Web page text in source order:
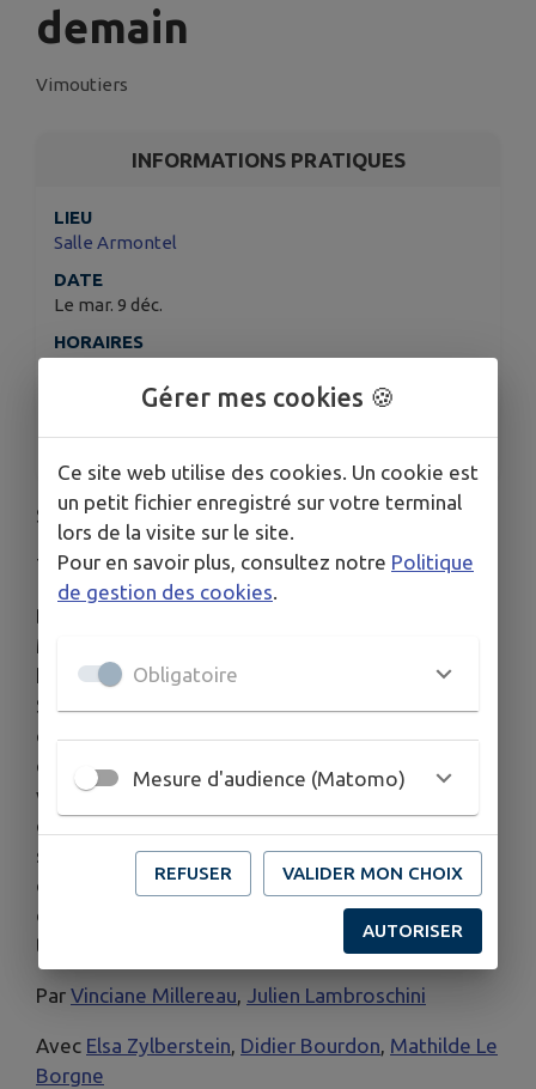
demain
Vimoutiers
INFORMATIONS PRATIQUES
LIEU
Salle Armontel
DATE
Le mar. 9 déc.
HORAIRES
ORGANISÉ PAR
MJC : maison des jeunes et de la culture
Synopsis
Tout public
Dans une petite bourgade française, Hélène,
Michel, et leurs deux enfants, coulent des jours
heureux dans l’insouciance des années 1950.
Soudainement propulsés en 2025, le couple
découvre un monde moderne à l’opposé de celui
qu’ils connaissent. Pour Hélène, qui a toujours
vécu comme il se doit dans l’ombre de l’époux,
c’est une révolution. Mais, pour Michel, qui voit
ses privilèges d’Homme voler en éclat, c’est un
cataclysme. Entre vent nouveau et parfum
d’antan, ce voyage dans le temps ne sera pas de
tout repos.
Par Vinciane Millereau, Julien Lambroschini
Avec Elsa Zylberstein, Didier Bourdon, Mathilde Le
Borgne
Gérer mes cookies 🍪
Ce site web utilise des cookies. Un cookie est
un petit fichier enregistré sur votre terminal
lors de la visite sur le site.
Pour en savoir plus, consultez notre Politique
de gestion des cookies.
Obligatoire
Mesure d'audience (Matomo)
REFUSER VALIDER MON CHOIX
AUTORISER